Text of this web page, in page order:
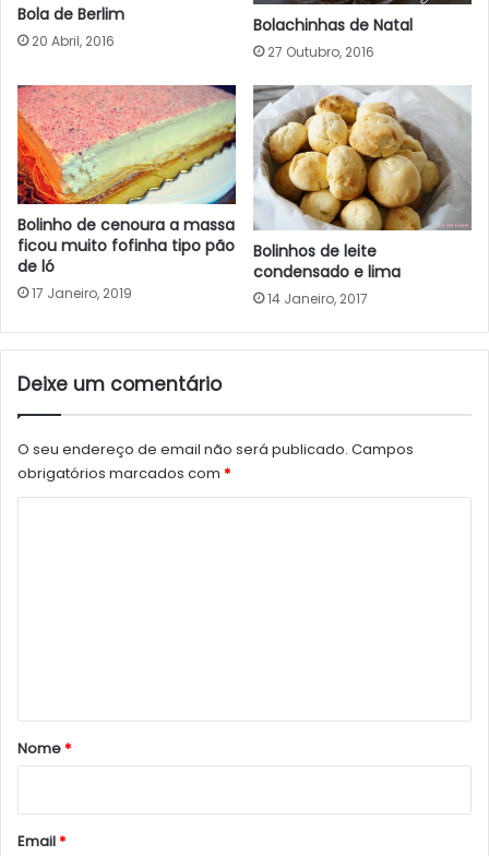
Bola de Berlim
20 Abril, 2016
Bolachinhas de Natal
27 Outubro, 2016
Bolinho de cenoura a massa
ficou muito fofinha tipo pão
de ló
17 Janeiro, 2019
Bolinhos de leite
condensado e lima
14 Janeiro, 2017
Deixe um comentário
O seu endereço de email não será publicado. Campos
obrigatórios marcados com *
r
*
Nome*
Email*